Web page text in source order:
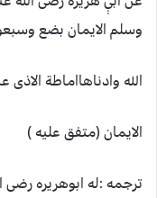
وسلم الايمان بضع
الله وادناهااماطة
الايمان (متفق عليه )
ترجمه :له ابوهريره